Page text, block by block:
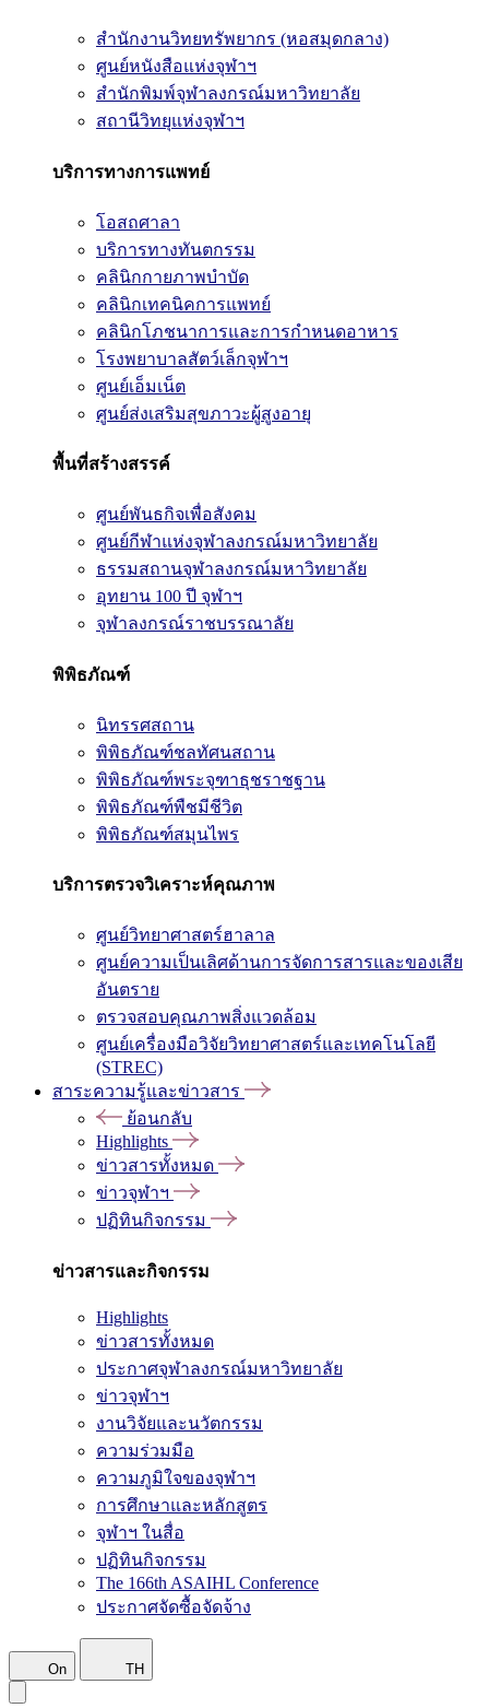
สำนักงานวิทยทรัพยากร (หอสมุดกลาง)
ศูนย์หนังสือแห่งจุฬาฯ
สำนักพิมพ์จุฬาลงกรณ์มหาวิทยาลัย
สถานีวิทยุแห่งจุฬาฯ
บริการทางการแพทย์
โอสถศาลา
บริการทางทันตกรรม
คลินิกกายภาพบำบัด
คลินิกเทคนิคการแพทย์
คลินิกโภชนาการและการกำหนดอาหาร
โรงพยาบาลสัตว์เล็กจุฬาฯ
ศูนย์เอ็มเน็ต
ศูนย์ส่งเสริมสุขภาวะผู้สูงอายุ
พื้นที่สร้างสรรค์
ศูนย์พันธกิจเพื่อสังคม
ศูนย์กีฬาแห่งจุฬาลงกรณ์มหาวิทยาลัย
ธรรมสถานจุฬาลงกรณ์มหาวิทยาลัย
อุทยาน 100 ปี จุฬาฯ
จุฬาลงกรณ์ราชบรรณาลัย
พิพิธภัณฑ์
นิทรรศสถาน
พิพิธภัณฑ์ชลทัศนสถาน
พิพิธภัณฑ์พระจุฑาธุชราชฐาน
พิพิธภัณฑ์พืชมีชีวิต
พิพิธภัณฑ์สมุนไพร
บริการตรวจวิเคราะห์คุณภาพ
ศูนย์วิทยาศาสตร์ฮาลาล
ศูนย์ความเป็นเลิศด้านการจัดการสารและของเสีย
อันตราย
ตรวจสอบคุณภาพสิ่งแวดล้อม
ศูนย์เครื่องมือวิจัยวิทยาศาสตร์และเทคโนโลยี
(STREC)
สาระความรู้และข่าวสาร
ย้อนกลับ
Highlights
ข่าวสารทั้งหมด
ข่าวจุฬาฯ
ปฏิทินกิจกรรม
ข่าวสารและกิจกรรม
Highlights
ข่าวสารทั้งหมด
ประกาศจุฬาลงกรณ์มหาวิทยาลัย
ข่าวจุฬาฯ
งานวิจัยและนวัตกรรม
ความร่วมมือ
ความภูมิใจของจุฬาฯ
การศึกษาและหลักสูตร
จุฬาฯ ในสื่อ
ปฏิทินกิจกรรม
The 166th ASAIHL Conference
ประกาศจัดซื้อจัดจ้าง
On TH